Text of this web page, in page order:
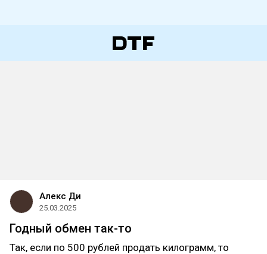
Алекс Ди
25.03.2025
Годный обмен так-то
Так, если по 500 рублей продать килограмм, то